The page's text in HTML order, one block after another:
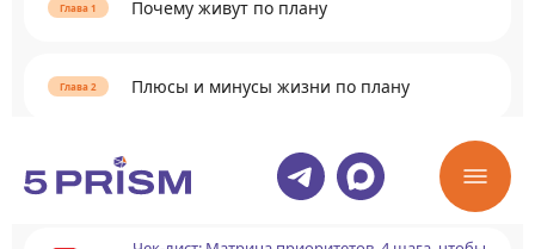
Почему живут по плану
Плюсы и минусы жизни по плану
Раскрыть содержание